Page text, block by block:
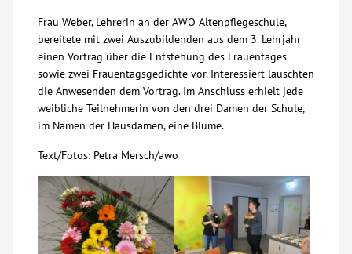
Mitmachen
Karriere
Ausbildung
Glossar
Suche
Frau Weber, Lehrerin an der AWO Altenpflegeschule,
bereitete mit zwei Auszubildenden aus dem 3. Lehrjahr
einen Vortrag über die Entstehung des Frauentages
sowie zwei Frauentagsgedichte vor. Interessiert lauschten
die Anwesenden dem Vortrag. Im Anschluss erhielt jede
weibliche Teilnehmerin von den drei Damen der Schule,
im Namen der Hausdamen, eine Blume.
Text/Fotos: Petra Mersch/awo